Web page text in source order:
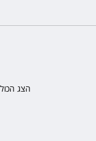
הצג הכול